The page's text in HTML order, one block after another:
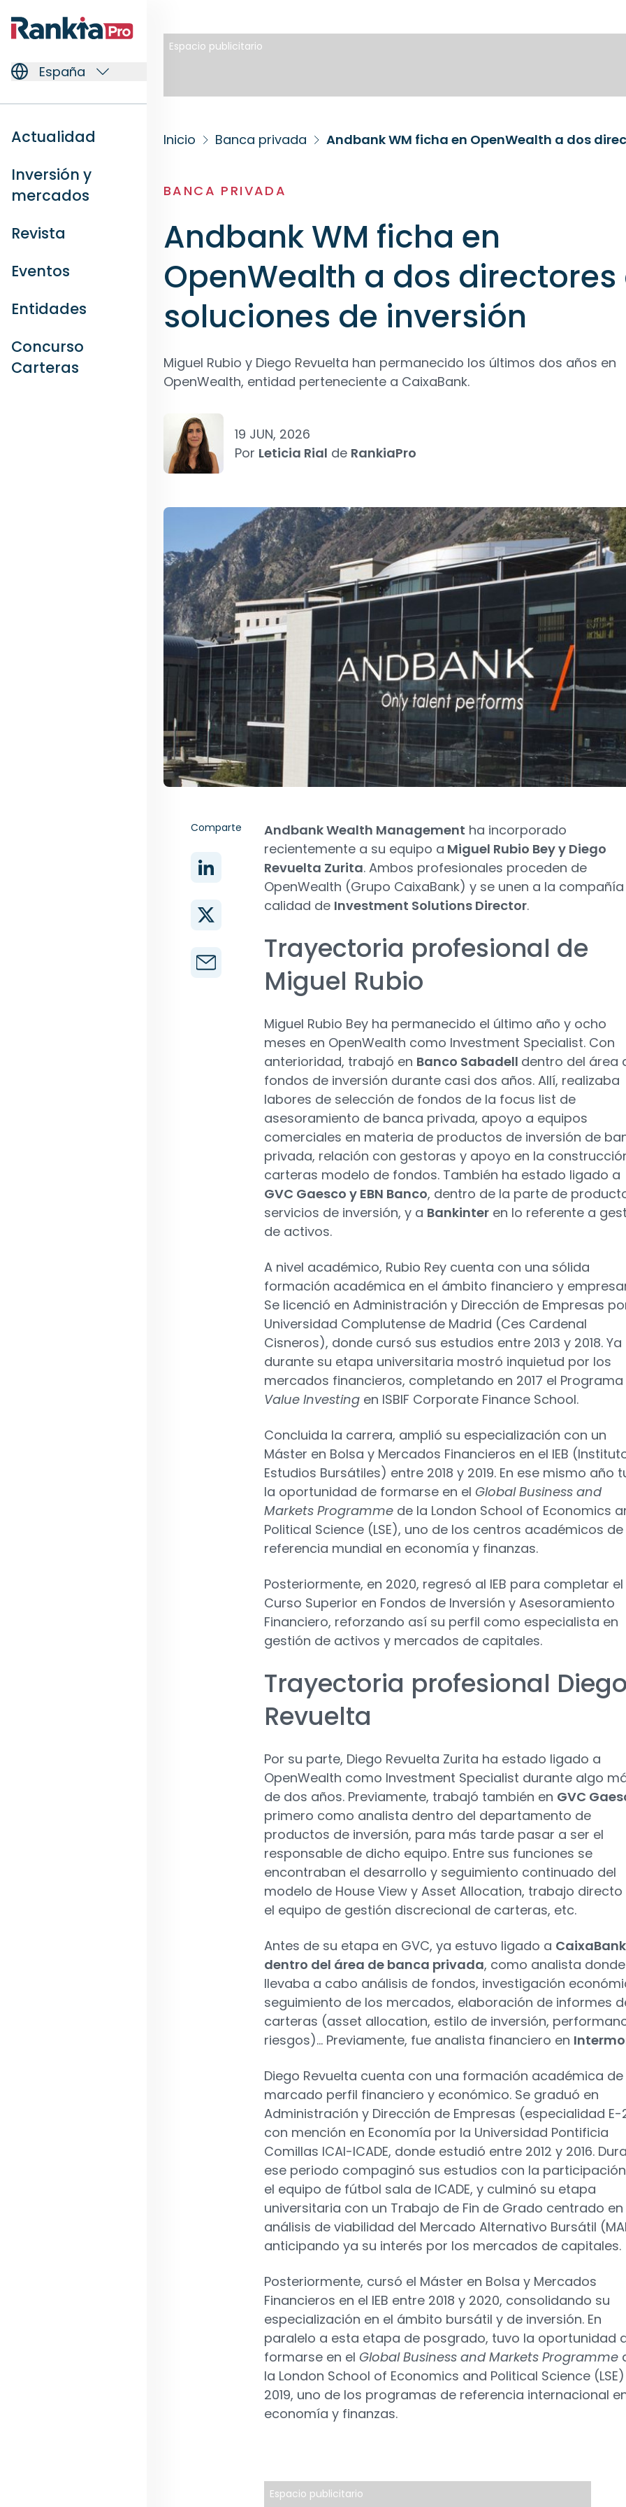
España
Actualidad
Inversión y
mercados
Revista
Eventos
Entidades
Concurso
Carteras
Espacio publicitario
Inicio Banca privada
BANCA PRIVADA
Andbank WM ficha en
OpenWealth a dos directores
soluciones de inversión
Miguel Rubio y Diego Revuelta han permanecido los últimos dos años en
OpenWealth, entidad perteneciente a CaixaBank.
19 JUN, 2026
Por Leticia Rial de RankiaPro
Comparte Andbank Wealth Management ha incorporado
recientemente a su equipo a Miguel Rubio Bey y Diego
Revuelta Zurita. Ambos profesionales proceden de
OpenWealth (Grupo CaixaBank) y se unen a la compañía
calidad de Investment Solutions Director.
Trayectoria profesional de
Miguel Rubio
Miguel Rubio Bey ha permanecido el último año y ocho
meses en OpenWealth como Investment Specialist. Con
anterioridad, trabajó en Banco Sabadell dentro del área
fondos de inversión durante casi dos años. Allí, realizaba
labores de selección de fondos de la focus list de
asesoramiento de banca privada, apoyo a equipos
comerciales en materia de productos de inversión de
privada, relación con gestoras y apoyo en la
carteras modelo de fondos. También ha estado ligado a
GVC Gaesco y EBN Banco, dentro de la parte de
servicios de inversión, y a Bankinter en lo referente a
de activos.
A nivel académico, Rubio Rey cuenta con una sólida
formación académica en el ámbito financiero y
Se licenció en Administración y Dirección de Empresas
Universidad Complutense de Madrid (Ces Cardenal
Cisneros), donde cursó sus estudios entre 2013 y 2018. Ya
durante su etapa universitaria mostró inquietud por los
mercados financieros, completando en 2017 el
Value Investing en ISBIF Corporate Finance School.
Concluida la carrera, amplió su especialización con un
Máster en Bolsa y Mercados Financieros en el IEB
Estudios Bursátiles) entre 2018 y 2019. En ese mismo año
la oportunidad de formarse en el Global Business and
Markets Programme de la London School of Economics
Political Science (LSE), uno de los centros académicos de
referencia mundial en economía y finanzas.
Posteriormente, en 2020, regresó al IEB para completar el
Curso Superior en Fondos de Inversión y Asesoramiento
Financiero, reforzando así su perfil como especialista en
gestión de activos y mercados de capitales.
Trayectoria profesional Diego
Revuelta
Por su parte, Diego Revuelta Zurita ha estado ligado a
OpenWealth como Investment Specialist durante algo
de dos años. Previamente, trabajó también en GVC
primero como analista dentro del departamento de
productos de inversión, para más tarde pasar a ser el
responsable de dicho equipo. Entre sus funciones se
encontraban el desarrollo y seguimiento continuado del
modelo de House View y Asset Allocation, trabajo directo
el equipo de gestión discrecional de carteras, etc.
Antes de su etapa en GVC, ya estuvo ligado a
dentro del área de banca privada, como analista donde
llevaba a cabo análisis de fondos, investigación
seguimiento de los mercados, elaboración de informes
carteras (asset allocation, estilo de inversión,
riesgos)... Previamente, fue analista financiero en
Diego Revuelta cuenta con una formación académica de
marcado perfil financiero y económico. Se graduó en
Administración y Dirección de Empresas (especialidad E-
con mención en Economía por la Universidad Pontificia
Comillas ICAI-ICADE, donde estudió entre 2012 y 2016.
ese periodo compaginó sus estudios con la
el equipo de fútbol sala de ICADE, y culminó su etapa
universitaria con un Trabajo de Fin de Grado centrado en
análisis de viabilidad del Mercado Alternativo Bursátil
anticipando ya su interés por los mercados de capitales.
Posteriormente, cursó el Máster en Bolsa y Mercados
Financieros en el IEB entre 2018 y 2020, consolidando su
especialización en el ámbito bursátil y de inversión. En
paralelo a esta etapa de posgrado, tuvo la oportunidad
formarse en el Global Business and Markets Programme
la London School of Economics and Political Science
2019, uno de los programas de referencia internacional
economía y finanzas.
Espacio publicitario